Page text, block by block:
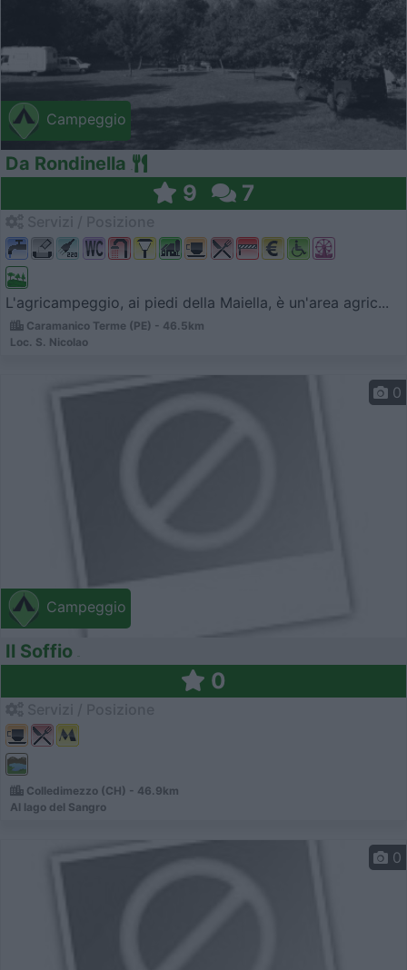
Campeggio
Da Rondinella
9 7
L'agricampeggio, ai piedi della Maiella, è un'area agric...
Caramanico Terme (PE) - 46.5km
Loc. S. Nicolao
Campeggio
0
Il Soffio
0
Colledimezzo (CH) - 46.9km
Al lago del Sangro
0